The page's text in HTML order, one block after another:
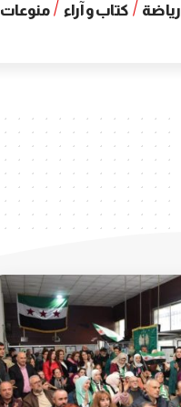
رياضة كتاب و آراء منوعات